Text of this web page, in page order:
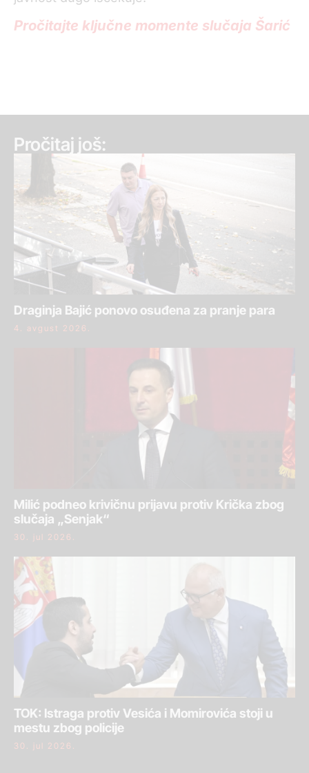
Pročitajte ključne momente slučaja Šarić
Pročitaj još:
Draginja Bajić ponovo osuđena za pranje para
4. avgust 2026.
Milić podneo krivičnu prijavu protiv Krička zbog
slučaja „Senjak“
30. jul 2026.
TOK: Istraga protiv Vesića i Momirovića stoji u
mestu zbog policije
30. jul 2026.